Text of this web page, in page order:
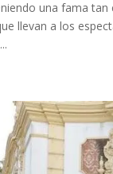
una fama
llevan a los